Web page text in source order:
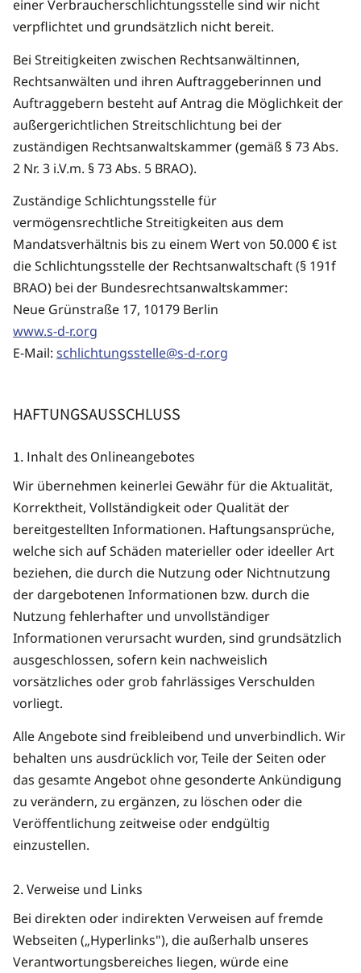
einer Verbraucherschlichtungsstelle sind wir nicht
verpflichtet und grundsätzlich nicht bereit.
Bei Streitigkeiten zwischen Rechtsanwältinnen,
Rechtsanwälten und ihren Auftraggeberinnen und
Auftraggebern besteht auf Antrag die Möglichkeit der
außergerichtlichen Streitschlichtung bei der
zuständigen Rechtsanwaltskammer (gemäß § 73 Abs.
2 Nr. 3 i.V.m. § 73 Abs. 5 BRAO).
Zuständige Schlichtungsstelle für
vermögensrechtliche Streitigkeiten aus dem
Mandatsverhältnis bis zu einem Wert von 50.000 € ist
die Schlichtungsstelle der Rechtsanwaltschaft (§ 191f
BRAO) bei der Bundesrechtsanwaltskammer:
Neue Grünstraße 17, 10179 Berlin
www.s-d-r.org
E-Mail: schlichtungsstelle@s-d-r.org
HAFTUNGSAUSSCHLUSS
1. Inhalt des Onlineangebotes
Wir übernehmen keinerlei Gewähr für die Aktualität,
Korrektheit, Vollständigkeit oder Qualität der
bereitgestellten Informationen. Haftungsansprüche,
welche sich auf Schäden materieller oder ideeller Art
beziehen, die durch die Nutzung oder Nichtnutzung
der dargebotenen Informationen bzw. durch die
Nutzung fehlerhafter und unvollständiger
Informationen verursacht wurden, sind grundsätzlich
ausgeschlossen, sofern kein nachweislich
vorsätzliches oder grob fahrlässiges Verschulden
vorliegt.
Alle Angebote sind freibleibend und unverbindlich. Wir
behalten uns ausdrücklich vor, Teile der Seiten oder
das gesamte Angebot ohne gesonderte Ankündigung
zu verändern, zu ergänzen, zu löschen oder die
Veröffentlichung zeitweise oder endgültig
einzustellen.
2. Verweise und Links
Bei direkten oder indirekten Verweisen auf fremde
Webseiten („Hyperlinks"), die außerhalb unseres
Verantwortungsbereiches liegen, würde eine